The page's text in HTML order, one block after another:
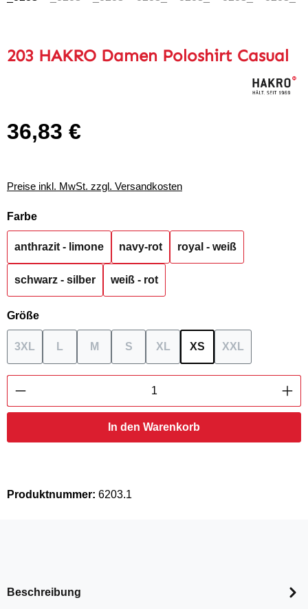
203 HAKRO Damen Poloshirt Casual
Regulärer Preis:
36,83 €
Preise inkl. MwSt. zzgl. Versandkosten
Farbeauswählen
anthrazit - limone navy-rot royal - weiß
schwarz - silber weiß - rot
Größeauswählen
3XL L M S XL XS XXL
Produkt Anzahl: Gib den gewünschten
In den Warenkorb
Produktnummer: 6203.1
Beschreibung